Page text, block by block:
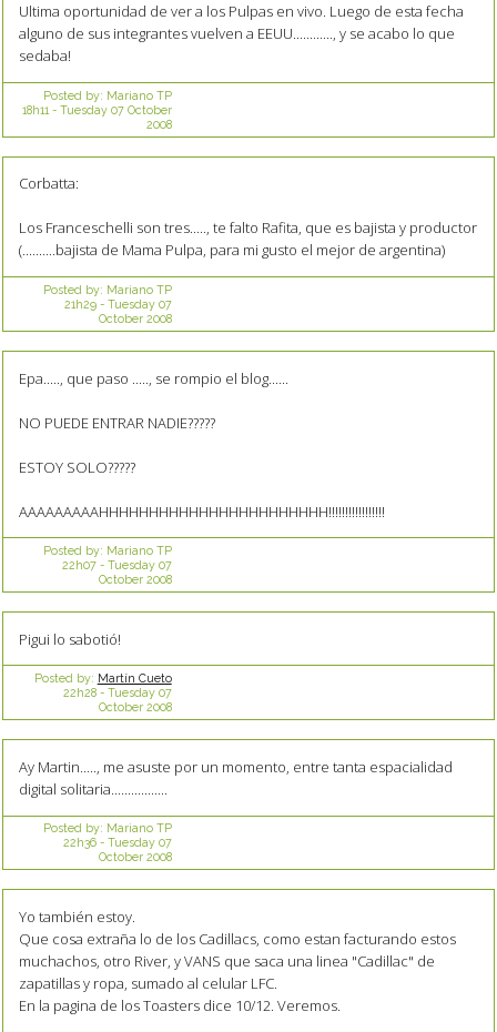
Ultima oportunidad de ver a los Pulpas en vivo. Luego de esta fecha
alguno de sus integrantes vuelven a EEUU............, y se acabo lo que
sedaba!
Posted by: Mariano TP
18h11 - Tuesday 07 October
2008
Corbatta:
Los Franceschelli son tres....., te falto Rafita, que es bajista y productor
(..........bajista de Mama Pulpa, para mi gusto el mejor de argentina)
Posted by: Mariano TP
21h29- Tuesday 07
October 2008
Epa....., que paso ....., se rompio el blog......
NO PUEDE ENTRAR NADIE?????
ESTOY SOLO?????
AAAAAAAAAHHHHHHHHHHHHHHHHHHHHHHH!!!!!!!!!!!!!!!!!
Posted by: Mariano TP
22h07- Tuesday 07
October 2008
Pigui lo sabotió!
Posted by: Martín Cueto
22h28- Tuesday 07
October 2008
Ay Martin....., me asuste por un momento, entre tanta espacialidad
digital solitaria.................
Posted by: Mariano TP
22h36- Tuesday 07
October 2008
Yo también estoy.
Que cosa extraña lo de los Cadillacs, como estan facturando estos
muchachos, otro River, y VANS que saca una linea "Cadillac" de
zapatillas y ropa, sumado al celular LFC.
En la pagina de los Toasters dice 10/12. Veremos.